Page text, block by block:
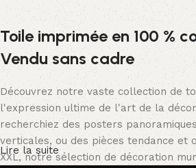
Toile imprimée en 100 %
Vendu sans cadre
Découvrez notre vaste collection de
l'expression ultime de l'art de la
recherchiez des posters
verticales, ou des pièces tendance et
XXL, notre sélection de décoration
Lire la suite